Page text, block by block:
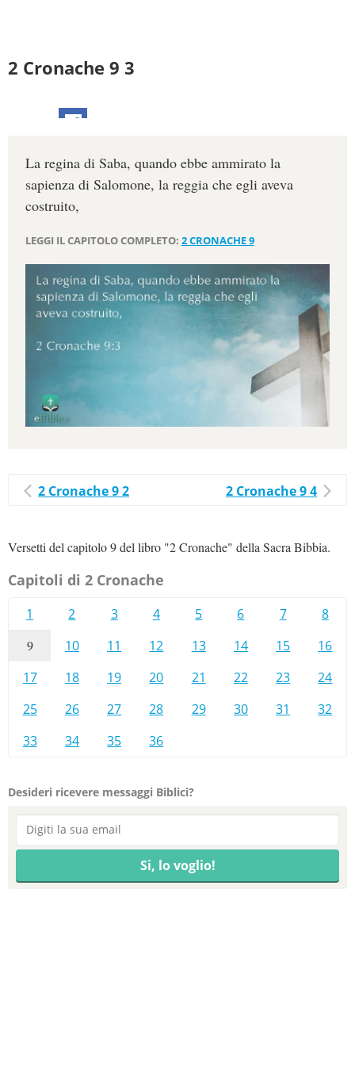
2 Cronache 9 3
La regina di Saba, quando ebbe ammirato la
sapienza di Salomone, la reggia che egli aveva
costruito,
LEGGI IL CAPITOLO COMPLETO: 2 CRONACHE 9
2 Cronache 9 2 2 Cronache 9 4
Versetti del capitolo 9 del libro "2 Cronache" della Sacra Bibbia.
Capitoli di 2 Cronache
1 2 3 4 5 6 7 8
9 10 11 12 13 14 15
16
17
18 19 20 21 22 23
24
25
26 27 28 29 30 31
32
33
34 35 36
Desideri ricevere messaggi Biblici?